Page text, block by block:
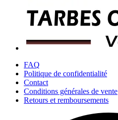
FAQ
Politique de confidentialité
Contact
Conditions générales de vente
Retours et remboursements